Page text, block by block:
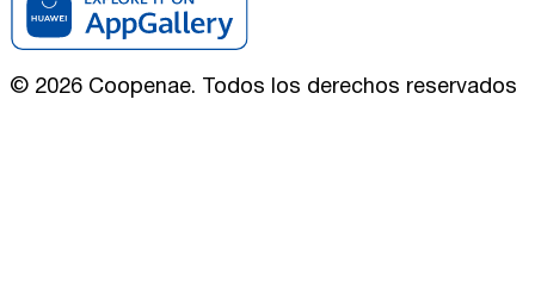
© 2026 Coopenae. Todos los derechos reservados